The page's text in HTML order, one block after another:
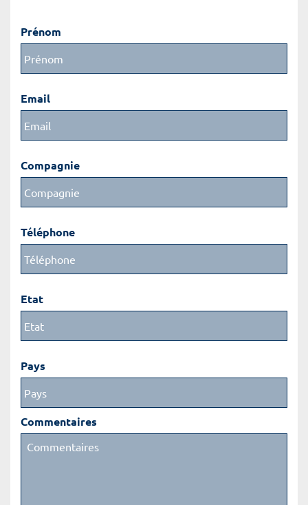
Prénom
Email
Compagnie
Téléphone
Etat
Pays
Commentaires